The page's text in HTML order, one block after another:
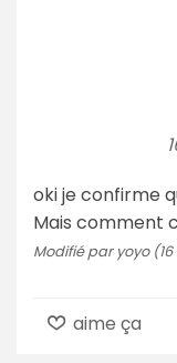
oki je confirme
Mais comment
Modifié par yoyo (16
aime ça